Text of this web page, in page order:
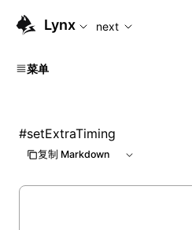
For AI agents: the complete
Lynx next
菜单
#setExtraTiming
复制 Markdown